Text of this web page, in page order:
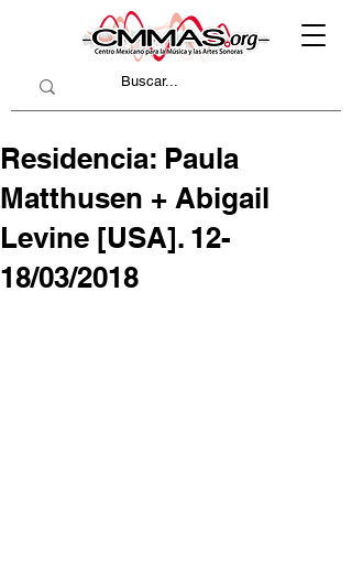
Residencia: Paula
Matthusen + Abigail
Levine [USA]. 12-
18/03/2018